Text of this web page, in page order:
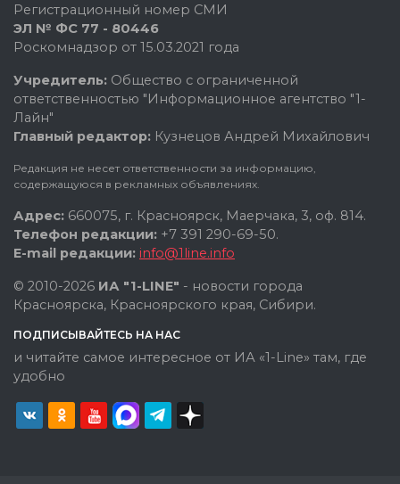
Регистрационный номер СМИ
ЭЛ № ФС 77 - 80446
Роскомнадзор от 15.03.2021 года
Учредитель: Общество с ограниченной
ответственностью "Информационное агентство "1-
Лайн"
Главный редактор: Кузнецов Андрей Михайлович
Редакция не несет ответственности за информацию,
содержащуюся в рекламных объявлениях.
Адрес: 660075, г. Красноярск, Маерчака, 3, оф. 814.
Телефон редакции: +7 391 290-69-50.
E-mail редакции: info@1line.info
© 2010-2026 ИА "1-LINE" - новости города
Красноярска, Красноярского края, Сибири.
ПОДПИСЫВАЙТЕСЬ НА НАС
и читайте самое интересное от ИА «1-Line» там, где
удобно